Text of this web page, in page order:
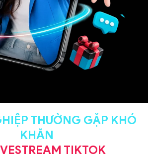
THƯỜNG GẶP KHÓ
KHĂN
TIKTOK